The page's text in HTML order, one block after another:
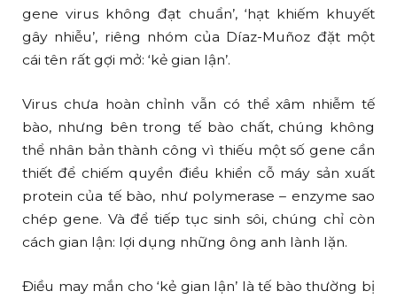
gene virus không đạt chuẩn’, ‘hạt khiếm khuyết
gây nhiễu’, riêng nhóm của Díaz-Muñoz đặt một
cái tên rất gợi mở: ‘kẻ gian lận’.
Virus chưa hoàn chỉnh vẫn có thể xâm nhiễm tế
bào, nhưng bên trong tế bào chất, chúng không
thể nhân bản thành công vì thiếu một số gene cần
thiết để chiếm quyền điều khiển cỗ máy sản xuất
protein của tế bào, như polymerase – enzyme sao
chép gene. Và để tiếp tục sinh sôi, chúng chỉ còn
cách gian lận: lợi dụng những ông anh lành lặn.
Điều may mắn cho ‘kẻ gian lận’ là tế bào thường bị